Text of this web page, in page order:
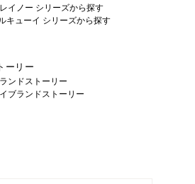
イノー シリーズから探す
キューイ シリーズから探す
ーリー
ンドストーリー
ブランドストーリー